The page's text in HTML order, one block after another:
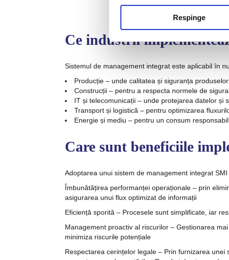
Respinge
Ce industrii
Sistemul de management integrat este aplicabil în
Producție – unde calitatea și siguranța
Construcții – pentru a respecta normele de
IT și telecomunicații – unde protejarea datelor și
Transport și logistică – pentru optimizarea
Energie și mediu – pentru un consum
Care sunt beneficiile
Adoptarea unui sistem de management integrat
Îmbunătățirea performanței operaționale – prin
asigurarea unui flux optimizat de informații
Eficiență sporită – Procesele sunt simplificate, iar
Management proactiv al riscurilor – Gestionarea
minimiza riscurile potențiale
Respectarea cerințelor legale – Prin furnizarea unei